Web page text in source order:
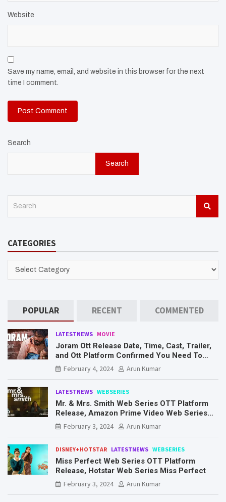
Website
Save my name, email, and website in this browser for the next
time I comment.
Search
Search
c
CATEGORIES
POPULAR RECENT COMMENTED
LATESTNEWS MOVIE
Joram Ott Release Date, Time, Cast, Trailer,
and Ott Platform Confirmed You Need To
Know Here
February 4, 2024 Arun Kumar
LATESTNEWS WEBSERIES
Mr. & Mrs. Smith Web Series OTT Platform
Release, Amazon Prime Video Web Series
Mr. & Mrs. Smith
February 3, 2024 Arun Kumar
DISNEY+HOTSTAR LATESTNEWS WEBSERIES
Miss Perfect Web Series OTT Platform
Release, Hotstar Web Series Miss Perfect
February 3, 2024
Arun Kumar